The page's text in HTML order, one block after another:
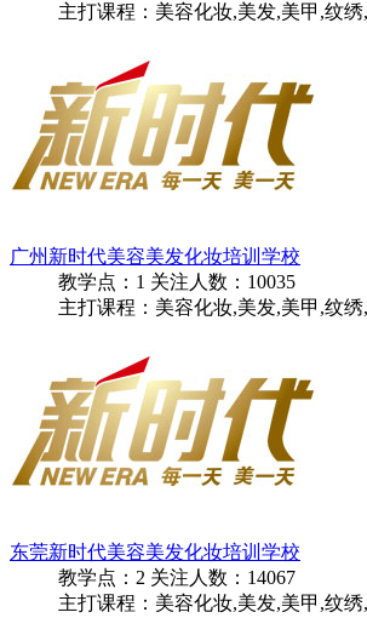
主打课程：美容化妆,美发,美甲,纹
广州新时代美容美发化妆培训学校
教学点： 1 关注人数： 10035
主打课程：美容化妆,美发,美甲,纹
东莞新时代美容美发化妆培训学校
教学点： 2 关注人数： 14067
主打课程：美容化妆,美发,美甲,纹